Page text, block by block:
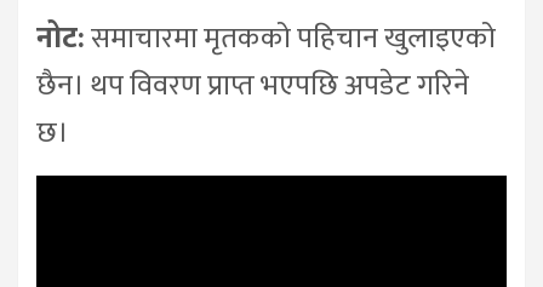
नोट:समाचारमा मृतकको पहिचान खुलाइएको
छैन। थप विवरण प्राप्त भएपछि अपडेट गरिने
छ।